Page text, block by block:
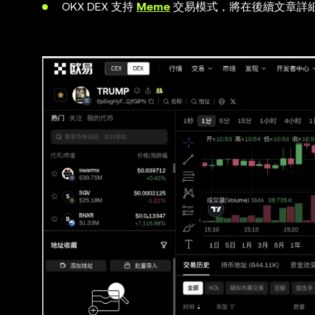
OKX DEX 支持 Meme 交易模式，將在後續文章詳